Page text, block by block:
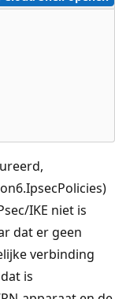
IKE niet is
dat er geen
verbinding
is